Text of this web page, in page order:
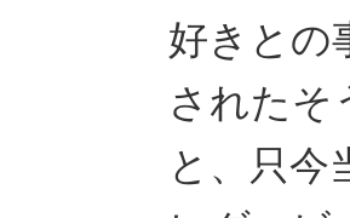
好きとの
されたそ
と、只今